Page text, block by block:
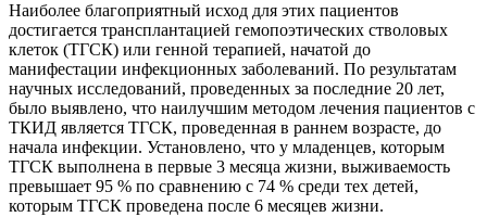
Наиболее благоприятный исход для этих пациентов
достигается трансплантацией гемопоэтических стволовых
клеток (ТГСК) или генной терапией, начатой до
манифестации инфекционных заболеваний. По результатам
научных исследований, проведенных за последние 20 лет,
было выявлено, что наилучшим методом лечения пациентов с
ТКИД является ТГСК, проведенная в раннем возрасте, до
начала инфекции. Установлено, что у младенцев, которым
ТГСК выполнена в первые 3 месяца жизни, выживаемость
превышает 95 % по сравнению с 74 % среди тех детей,
которым ТГСК проведена после 6 месяцев жизни.